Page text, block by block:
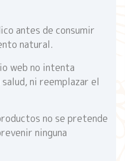
antes de consumir
natural.
web no intenta
ni reemplazar el
no se pretende
ninguna